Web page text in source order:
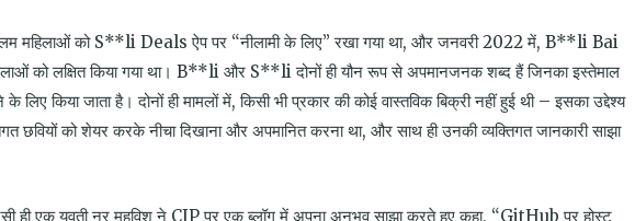
महिलाओं को S**li Deals ऐप पर “नीलामी के लिए” रखा गया था, और जनवरी 2022 में, B**li Bai
को लक्षित किया गया था। B**li और S**li दोनों ही यौन रूप से अपमानजनक शब्द हैं जिनका इस्तेमाल
लिए किया जाता है। दोनों ही मामलों में, किसी भी प्रकार की कोई वास्तविक बिक्री नहीं हुई थी – इसका उद्देश्य
छवियों को शेयर करके नीचा दिखाना और अपमानित करना था, और साथ ही उनकी व्यक्तिगत जानकारी साझा
ही एक युवती नूर महविश ने CJP पर एक ब्लॉग में अपना अनुभव साझा करते हुए कहा, “GitHub पर होस्ट